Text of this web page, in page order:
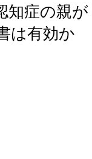
知症の親が
は有効か